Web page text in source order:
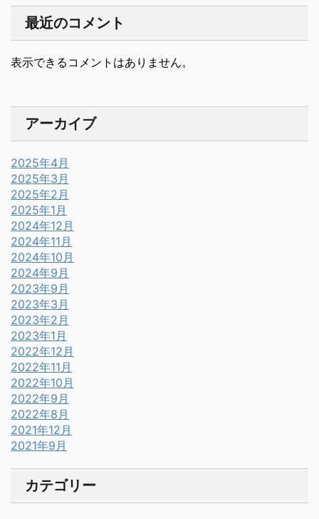
最近のコメント
表示できるコメントはありません。
アーカイブ
2025年4月
2025年3月
2025年2月
2025年1月
2024年12月
2024年11月
2024年10月
2024年9月
2023年9月
2023年3月
2023年2月
2023年1月
2022年12月
2022年11月
2022年10月
2022年9月
2022年8月
2021年12月
2021年9月
カテゴリー